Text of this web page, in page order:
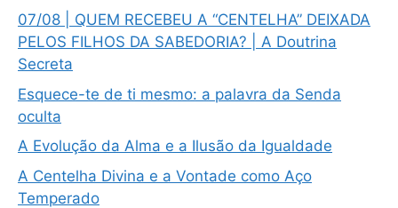
07/08 | QUEM RECEBEU A “CENTELHA” DEIXADA
PELOS FILHOS DA SABEDORIA? | A Doutrina
Secreta
Esquece-te de ti mesmo: a palavra da Senda
oculta
A Evolução da Alma e a Ilusão da Igualdade
A Centelha Divina e a Vontade como Aço
Temperado